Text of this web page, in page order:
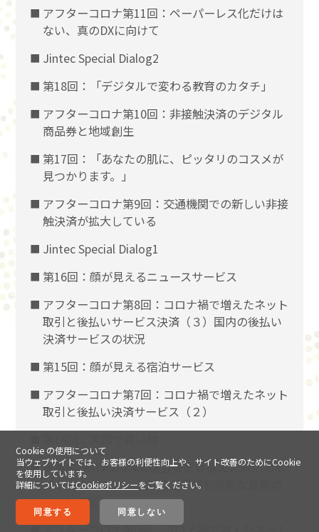
アフターコロナ第11回：ペーパーレス化だけは
ない、真のDXに向けて
Jintec Special Dialog2
第18回：「デジタルで変わる教育のカタチ」
アフターコロナ第10回：非接触決済のデジタル
商品券と地域創生
第17回：「あなたの肌に、ピッタリのコスメが
見つかります。」
アフターコロナ第9回：交通機関での新しい非接
触決済が拡大している
Jintec Special Dialog1
第16回：顔が見えるニュースサービス
アフターコロナ第8回：コロナ禍で増えたネット
取引と後払いサービス決済（３）国内の後払い
決済サービスの状況
第15回：顔が見える宿泊サービス
アフターコロナ第7回：コロナ禍で増えたネット
取引と後払い決済サービス（２）
保護中: FATFの第4次審査後を見据えた対応のポ
イント！～クレーム対応の軽減も可能な最新の
AML対策とは～
Cookie の使用について
当ウェブサイトでは、お客様の利便性向上や、サイト改善のためにCookie
を使用しています。
詳細についてはCookieポリシーをご覧ください。
同意する 同意しない